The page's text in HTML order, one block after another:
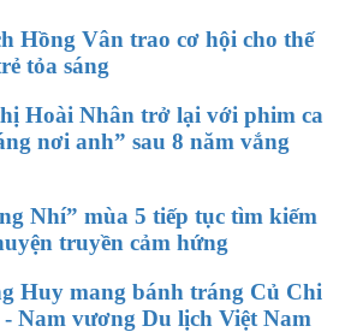
Hồng Vân trao cơ hội cho thế
tỏa sáng
Hoài Nhân trở lại với phim ca
nơi anh” sau 8 năm vắng
Nhí” mùa 5 tiếp tục tìm kiếm
truyền cảm hứng
Huy mang bánh tráng Củ Chi
Nam vương Du lịch Việt Nam